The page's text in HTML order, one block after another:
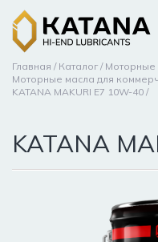
Главная Каталог
Моторные
Моторные масла для
KATANA MAKURI E7 10W-40
KATANA